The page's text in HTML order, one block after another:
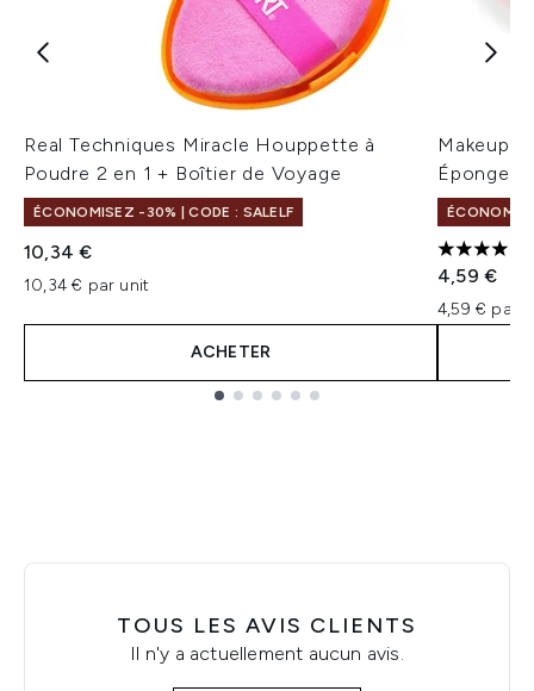
Real Techniques Miracle Houppette à
Poudre 2 en 1 + Boîtier de Voyage
ÉCONOMISEZ -30% | CODE : SALELF
10,34 €
10,34 € par unit
ACHETER
Makeup
Éponge à
4 étoiles
4,59 €
4,59 € par
TOUS LES AVIS CLIENTS
Il n'y a actuellement aucun avis.